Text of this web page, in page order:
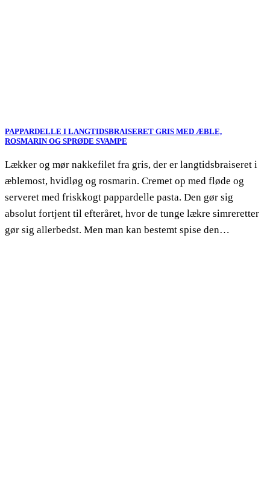
PAPPARDELLE I LANGTIDSBRAISERET GRIS MED ÆBLE,
ROSMARIN OG SPRØDE SVAMPE
Lækker og mør nakkefilet fra gris, der er langtidsbraiseret i
æblemost, hvidløg og rosmarin. Cremet op med fløde og
serveret med friskkogt pappardelle pasta. Den gør sig
absolut fortjent til efteråret, hvor de tunge lækre simreretter
gør sig allerbedst. Men man kan bestemt spise den…